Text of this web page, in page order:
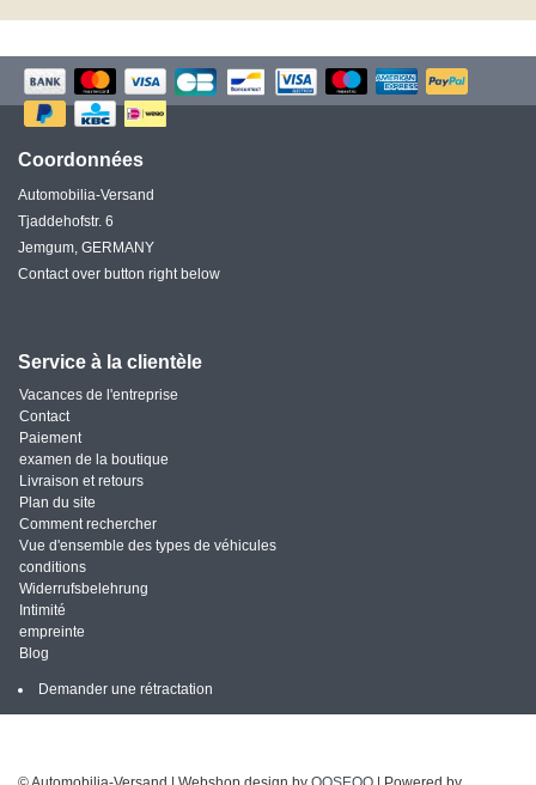
Coordonnées
Automobilia-Versand
Tjaddehofstr. 6
Jemgum, GERMANY
Contact over button right below
Service à la clientèle
Vacances de l'entreprise
Contact
Paiement
examen de la boutique
Livraison et retours
Plan du site
Comment rechercher
Vue d'ensemble des types de véhicules
conditions
Widerrufsbelehrung
Intimité
empreinte
Blog
Demander une rétractation